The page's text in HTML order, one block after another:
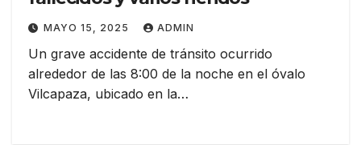
MAYO 15, 2025 ADMIN
Un grave accidente de tránsito ocurrido
alrededor de las 8:00 de la noche en el óvalo
Vilcapaza, ubicado en la…